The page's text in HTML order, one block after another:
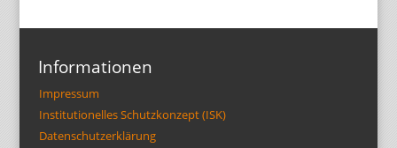
Informationen
Impressum
Institutionelles Schutzkonzept (ISK)
Datenschutzerklärung